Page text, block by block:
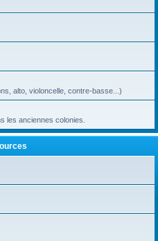
alto, violoncelle, contre-basse...)
les anciennes colonies.